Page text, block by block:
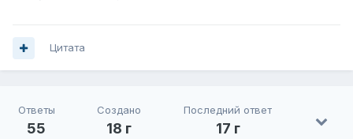
Цитата
Ответы
55
Создано
18 г
Последний ответ
17 г